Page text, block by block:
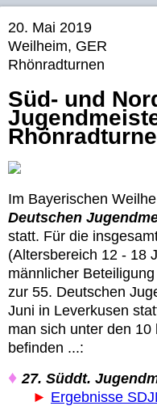
20. Mai 2019
Weilheim, GER
Rhönradturnen
Süd- und
Im Bayerischen
Deutschen
statt. Für die
(Altersbereich 12 - 18
männlicher
zur 55. Deutschen
Juni in Leverkusen
man sich unter den
befinden ...:
♦ 27. Süddt.
► Ergebnisse